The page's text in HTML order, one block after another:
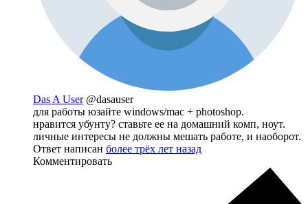
Das A User @dasauser
для работы юзайте windows/mac + photoshop.
нравится убунту? ставьте ее на домашний комп, ноут.
личные интересы не должны мешать работе, и наоборот.
Ответ написан более трёх лет назад
Комментировать